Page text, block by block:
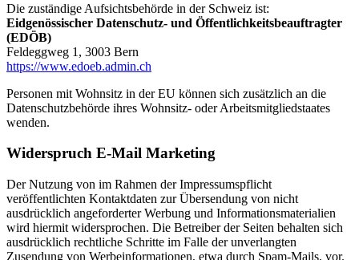
Die zuständige Aufsichtsbehörde in der Schweiz ist:
Eidgenössischer Datenschutz- und Öffentlichkeitsbeauftragter
(EDÖB)
Feldeggweg 1, 3003 Bern
https://www.edoeb.admin.ch
Personen mit Wohnsitz in der EU können sich zusätzlich an die
Datenschutzbehörde ihres Wohnsitz- oder Arbeitsmitgliedstaates
wenden.
Widerspruch E-Mail Marketing
Der Nutzung von im Rahmen der Impressumspflicht
veröffentlichten Kontaktdaten zur Übersendung von nicht
ausdrücklich angeforderter Werbung und Informationsmaterialien
wird hiermit widersprochen. Die Betreiber der Seiten behalten sich
ausdrücklich rechtliche Schritte im Falle der unverlangten
Zusendung von Werbeinformationen, etwa durch Spam-Mails, vor.